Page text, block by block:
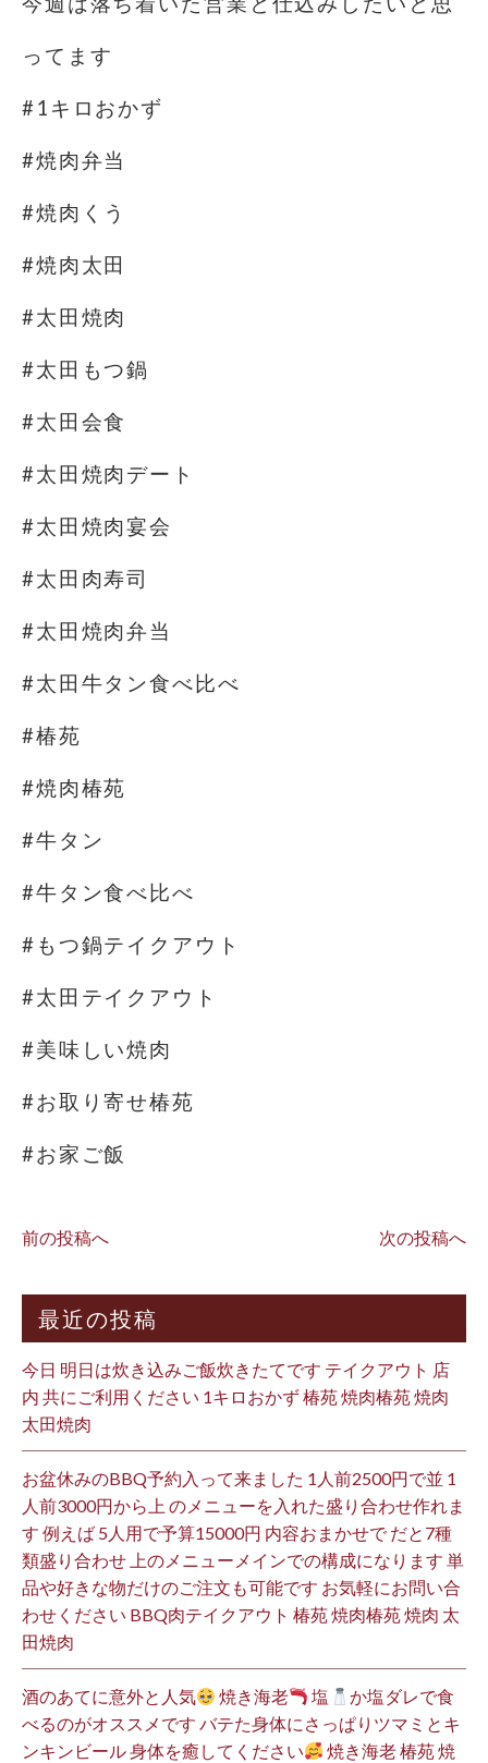
ってます
#1キロおかず
#焼肉弁当
#焼肉くう
#焼肉太田
#太田焼肉
#太田もつ鍋
#太田会食
#太田焼肉デート
#太田焼肉宴会
#太田肉寿司
#太田焼肉弁当
#太田牛タン食べ比べ
#椿苑
#焼肉椿苑
#牛タン
#牛タン食べ比べ
#もつ鍋テイクアウト
#太田テイクアウト
#美味しい焼肉
#お取り寄せ椿苑
#お家ご飯
前の投稿へ 次の投稿へ
最近の投稿
今日 明日は炊き込みご飯炊きたてです テイクアウト 店
内 共にご利用ください 1キロおかず 椿苑 焼肉椿苑 焼肉
太田焼肉
お盆休みのBBQ予約入って来ました 1人前2500円で並 1
人前3000円から上 のメニューを入れた盛り合わせ作れま
す 例えば 5人用で予算15000円 内容おまかせで だと7種
類盛り合わせ 上のメニューメインでの構成になります 単
品や好きな物だけのご注文も可能です お気軽にお問い合
わせください BBQ肉テイクアウト 椿苑 焼肉椿苑 焼肉 太
田焼肉
酒のあてに意外と人気 焼き海老 塩
か塩ダレで食
べるのがオススメです バテた身体にさっぱりツマミとキ
ンキンビール 身体を癒してください
焼き海老 椿苑 焼